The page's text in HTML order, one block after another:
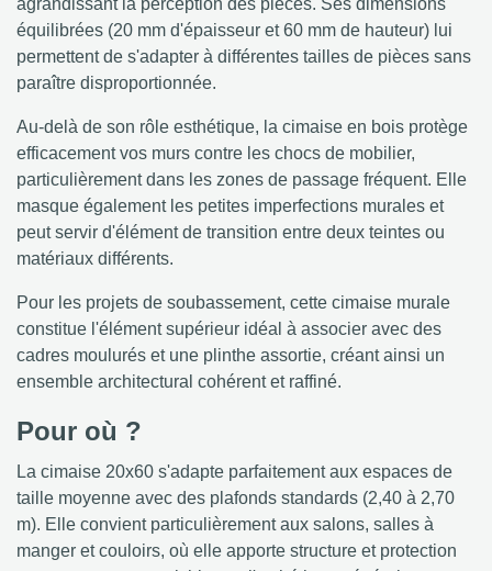
agrandissant la perception des pièces. Ses dimensions
équilibrées (20 mm d'épaisseur et 60 mm de hauteur) lui
permettent de s'adapter à différentes tailles de pièces sans
paraître disproportionnée.
Au-delà de son rôle esthétique, la cimaise en bois protège
efficacement vos murs contre les chocs de mobilier,
particulièrement dans les zones de passage fréquent. Elle
masque également les petites imperfections murales et
peut servir d'élément de transition entre deux teintes ou
matériaux différents.
Pour les projets de soubassement, cette cimaise murale
constitue l'élément supérieur idéal à associer avec des
cadres moulurés et une plinthe assortie, créant ainsi un
ensemble architectural cohérent et raffiné.
Pour où ?
La cimaise 20x60 s'adapte parfaitement aux espaces de
taille moyenne avec des plafonds standards (2,40 à 2,70
m). Elle convient particulièrement aux salons, salles à
manger et couloirs, où elle apporte structure et protection